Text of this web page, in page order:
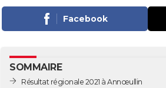
Facebook
SOMMAIRE
Résultat régionale 2021 à Annœullin